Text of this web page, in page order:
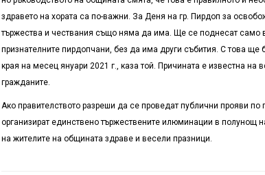
здравето на хората са по-важни. За Деня на гр. Пирдоп за
тържества и чествания също няма да има. Ще се поднесат само
признателните пирдопчани, без да има други събития. С това ще
края на месец януари 2021 г., каза той. Причината е известна на
гражданите.
Ако правителството разреши да се проведат публични прояви
организират единствено тържествените илюминации в полунощ
на жителите на общината здраве и весели празници.